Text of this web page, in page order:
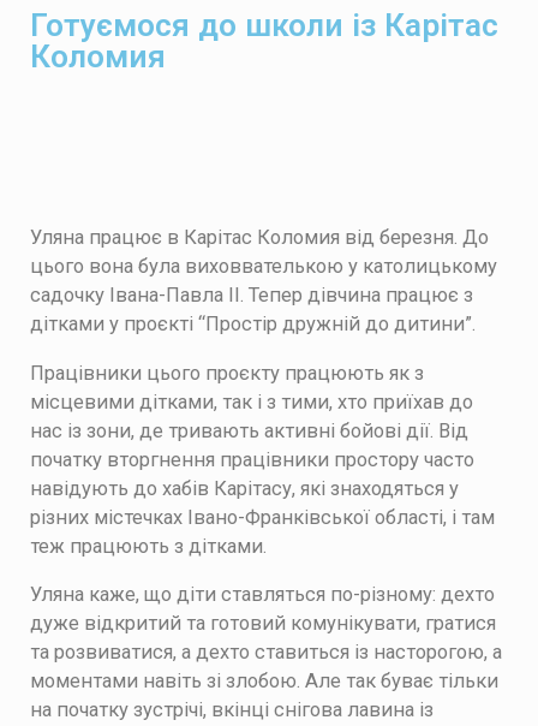
Готуємося до школи із Карітас
Коломия
Уляна працює в Карітас Коломия від березня. До
цього вона була виховвателькою у католицькому
садочку Івана-Павла ІІ. Тепер дівчина працює з
дітками у проєкті “Простір дружній до дитини”.
Працівники цього проєкту працюють як з
місцевими дітками, так і з тими, хто приїхав до
нас із зони, де тривають активні бойові дії. Від
початку вторгнення працівники простору часто
навідують до хабів Карітасу, які знаходяться у
різних містечках Івано-Франківської області, і там
теж працюють з дітками.
Уляна каже, що діти ставляться по-різному: дехто
дуже відкритий та готовий комунікувати, гратися
та розвиватися, а дехто ставиться із насторогою, а
моментами навіть зі злобою. Але так буває тільки
на початку зустрічі, вкінці снігова лавина із